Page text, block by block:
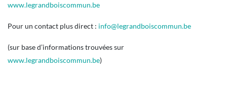
www.legrandboiscommun.be
Pour un contact plus direct : info@legrandboiscommun.be
(sur base d’informations trouvées sur
www.legrandboiscommun.be)